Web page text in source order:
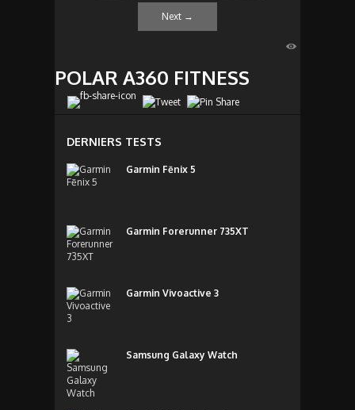
Next →
POLAR A360 FITNESS
DERNIERS TESTS
Garmin Fēnix 5
Garmin Forerunner 735XT
Garmin Vivoactive 3
Samsung Galaxy Watch